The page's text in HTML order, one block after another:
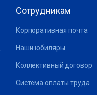
Сотрудникам
Корпоративная почта
Наши юбиляры
Коллективный договор
Система оплаты труда